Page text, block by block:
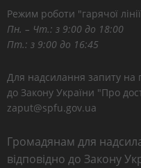
Режим роботи "гарячої
Пн. – Чт.: з 9:00 до 18:00
Пт.: з 9:00 до 16:45
Для надсилання запиту на
до Закону України "Про
zaput@spfu.gov.ua
Громадянам для
відповідно до Закону